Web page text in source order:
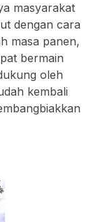
masyarakat
dengan cara
masa panen,
bermain
oleh
kembali